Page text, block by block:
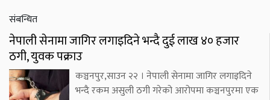
संबन्धित
नेपाली सेनामा जागिर लगाइदिने भन्दै दुई लाख ४० हजार
ठगी, युवक पक्राउ
कञ्चनपुर,साउन २२ । नेपाली सेनामा जागिर लगाइदिने
भन्दै रकम असुली ठगी गरेको आरोपमा कञ्चनपुरमा एक